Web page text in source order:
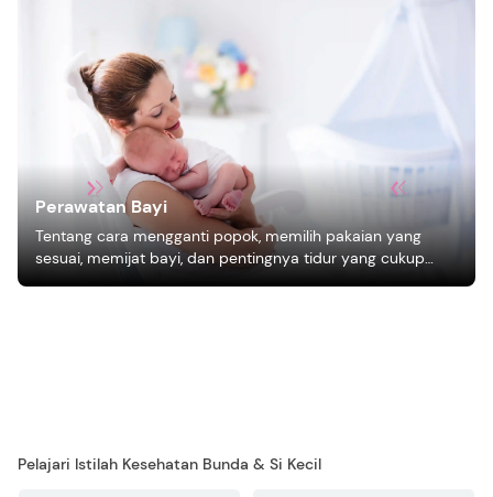
Perawatan Bayi
Tentang cara mengganti popok, memilih pakaian yang
sesuai, memijat bayi, dan pentingnya tidur yang cukup
bagi pertumbuhan bayi.
Pelajari Istilah Kesehatan Bunda & Si Kecil